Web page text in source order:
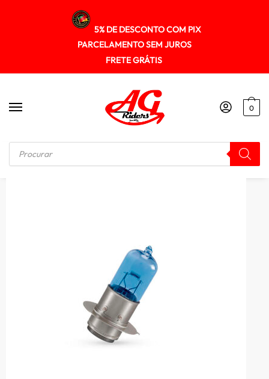
5% DE DESCONTO COM PIX
PARCELAMENTO SEM JUROS
FRETE GRÁTIS
0
Início / ILUMINAÇÃO Lampada Farol Philips M5 35/35w Blue Vision P15d-25-1